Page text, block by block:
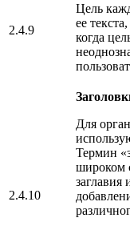
2.4.9
Цель
ее
когда
2.4.10
Для
Термин
широком
заглавия